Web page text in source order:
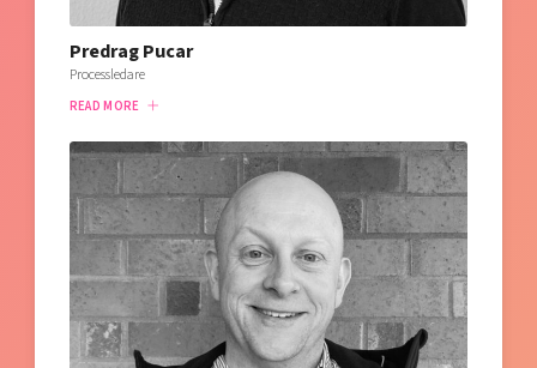
Predrag Pucar
Processledare
READ MORE